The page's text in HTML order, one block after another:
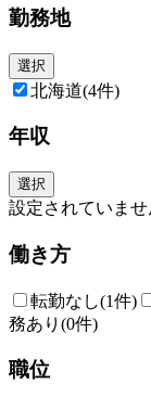
「多様な人財が自律
＜具体的な取り組み＞
■AflacCafé
希望する自己啓発
ルの受講料やセミナ
■キャリア開発計画
意欲があり、希望す
支援します。
■海外、国内留学制
国内外の大学院へ最
を担うための高度な
勤務地
選択
北海道(4件)
年収
選択
設定されていませ
働き方
転勤なし(1件)
務あり (0件)
職位